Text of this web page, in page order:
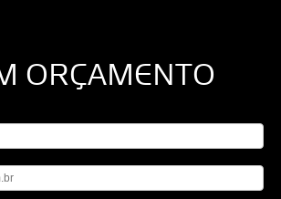
ORÇAMENTO